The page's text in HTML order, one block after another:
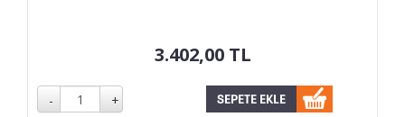
3.402,00 TL